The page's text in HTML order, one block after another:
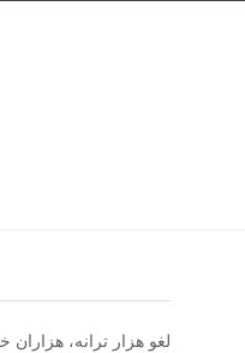
لغو هزار ترانه،